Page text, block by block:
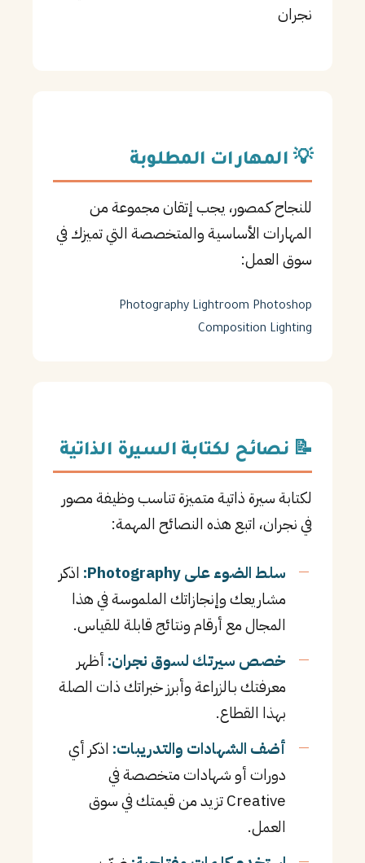
نجران
💡 المهارات المطلوبة
للنجاح كـمصور، يجب إتقان مجموعة من
المهارات الأساسية والمتخصصة التي تميزك في
سوق العمل:
Photography Lightroom Photoshop
Composition Lighting
📝 نصائح لكتابة السيرة الذاتية
لكتابة سيرة ذاتية متميزة تناسب وظيفة مصور
في نجران، اتبع هذه النصائح المهمة:
سلط الضوء على Photography:
اذكر
مشاريعك وإنجازاتك الملموسة في هذا
المجال مع أرقام ونتائج قابلة للقياس.
خصص سيرتك لسوق نجران: أظهر
معرفتك بـالزراعة وأبرز خبراتك ذات الصلة
بهذا القطاع.
أضف الشهادات والتدريبات: اذكر أي
دورات أو شهادات متخصصة في
Creative تزيد من قيمتك في سوق
العمل.